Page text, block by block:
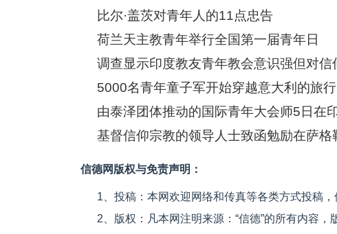
比尔·盖茨对青年人的11点忠告
荷兰天主教青年举行全国第一届青年日
调查显示印度教友青年教会意识强但对
5000名青年童子军开始穿越意大利的旅行
由泰泽团体推动的国际青年大会师5日在
基督信仰宗教的领导人士致函勉励在萨
信德网版权与免责声明：
1、投稿：本网欢迎网络和传真等各类方式投稿，
2、版权：凡本网注明来源：“信德”的所有内容，